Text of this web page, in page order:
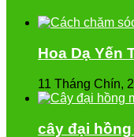
Hoa Dạ Yến
11 Tháng Chín,
cây đại